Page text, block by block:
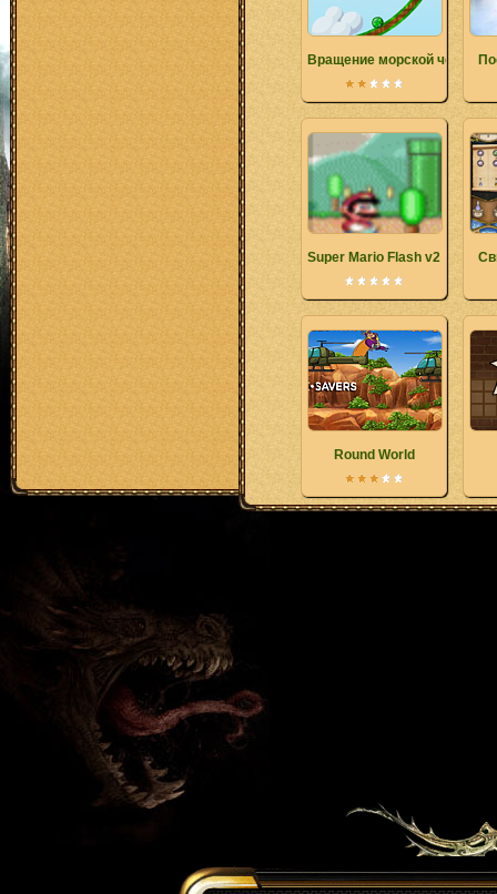
Вращение морской
Super Mario Flash v2
Round World